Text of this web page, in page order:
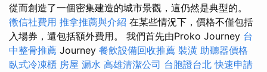
從而創造了一個密集建造的城市景觀，這仍然是典型的。
徵信社費用 推拿推薦與介紹 在某些情況下，價格不僅包括
入場券，還包括額外費用。 我們首先由Proko Journey 台
中整骨推薦 Journey 餐飲設備回收推薦 裝潢 助聽器價格
臥式冷凍櫃 房屋 漏水 高雄清潔公司 台胞證台北 快速申請